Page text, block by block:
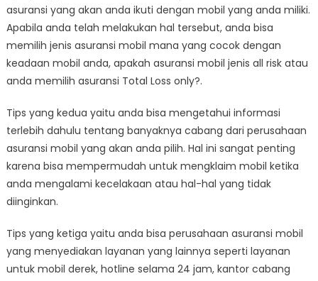
asuransi yang akan anda ikuti dengan mobil yang anda miliki.
Apabila anda telah melakukan hal tersebut, anda bisa
memilih jenis asuransi mobil mana yang cocok dengan
keadaan mobil anda, apakah asuransi mobil jenis all risk atau
anda memilih asuransi Total Loss only?.
Tips yang kedua yaitu anda bisa mengetahui informasi
terlebih dahulu tentang banyaknya cabang dari perusahaan
asuransi mobil yang akan anda pilih. Hal ini sangat penting
karena bisa mempermudah untuk mengklaim mobil ketika
anda mengalami kecelakaan atau hal-hal yang tidak
diinginkan.
Tips yang ketiga yaitu anda bisa perusahaan asuransi mobil
yang menyediakan layanan yang lainnya seperti layanan
untuk mobil derek, hotline selama 24 jam, kantor cabang